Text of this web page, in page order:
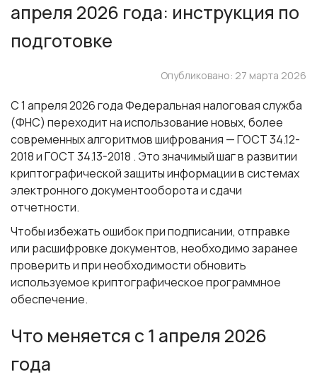
апреля 2026 года: инструкция по
подготовке
Опубликовано: 27 марта 2026
С 1 апреля 2026 года Федеральная налоговая служба
(ФНС) переходит на использование новых, более
современных алгоритмов шифрования — ГОСТ 34.12-
2018 и ГОСТ 34.13-2018 . Это значимый шаг в развитии
криптографической защиты информации в системах
электронного документооборота и сдачи
отчетности.
Чтобы избежать ошибок при подписании, отправке
или расшифровке документов, необходимо заранее
проверить и при необходимости обновить
используемое криптографическое программное
обеспечение.
Что меняется с 1 апреля 2026
года